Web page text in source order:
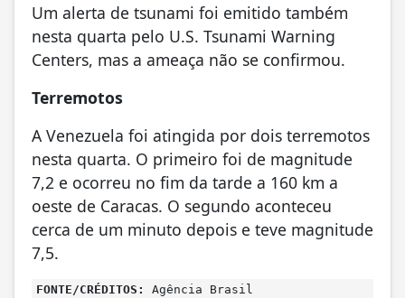
Um alerta de tsunami foi emitido também
nesta quarta pelo U.S. Tsunami Warning
Centers, mas a ameaça não se confirmou.
Terremotos
A Venezuela foi atingida por dois terremotos
nesta quarta. O primeiro foi de magnitude
7,2 e ocorreu no fim da tarde a 160 km a
oeste de Caracas. O segundo aconteceu
cerca de um minuto depois e teve magnitude
7,5.
FONTE/CRÉDITOS: Agência Brasil